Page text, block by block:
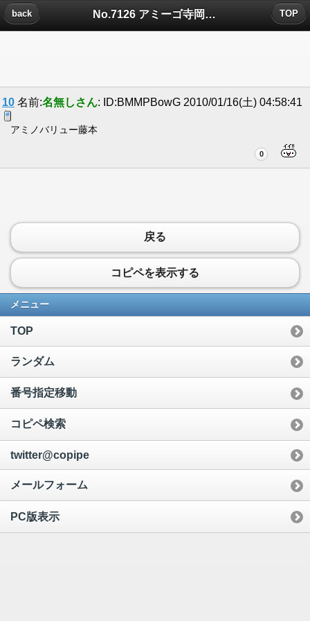
No.7126 アミーゴ寺岡についたコメント
back TOP
10 名前:名無しさん: ID:BMMPBowG 2010/01/16(土) 04:58:41
アミノバリュー藤本
0
戻る
コピペを表示する
メニュー
TOP
ランダム
番号指定移動
コピペ検索
twitter@copipe
メールフォーム
PC版表示